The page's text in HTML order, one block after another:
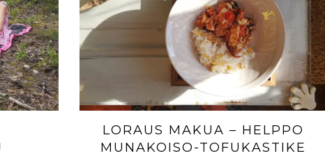
LORAUS MAKUA – HELPPO
MUNAKOISO-TOFUKASTIKE